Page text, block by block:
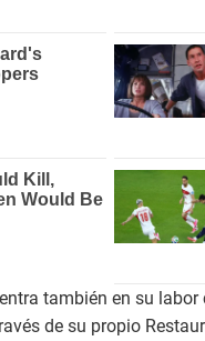
también en su
de su propio